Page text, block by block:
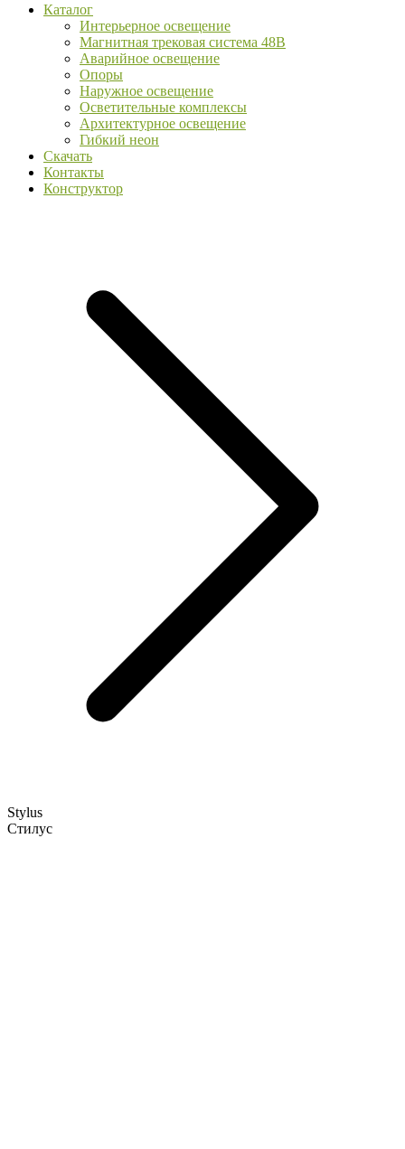
Каталог
Интерьерное освещение
Магнитная трековая система 48В
Аварийное освещение
Опоры
Наружное освещение
Осветительные комплексы
Архитектурное освещение
Гибкий неон
Скачать
Контакты
Конструктор
Stylus
Стилус